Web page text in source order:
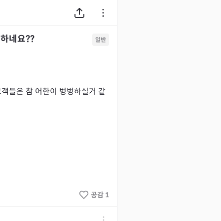
네요?? 일반
들은 참 어한이 벙벙하실거 같
공감 1